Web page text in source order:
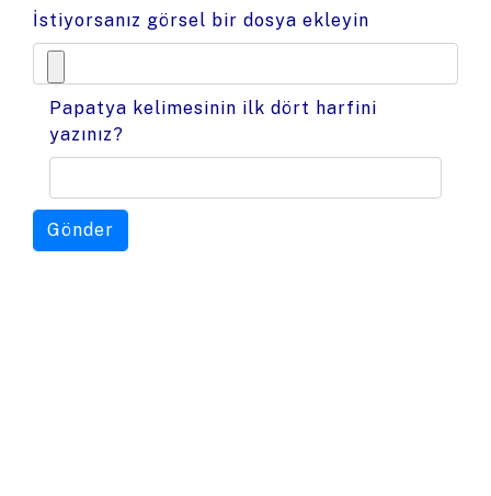
İstiyorsanız görsel bir dosya ekleyin
Papatya kelimesinin ilk dört harfini
yazınız?